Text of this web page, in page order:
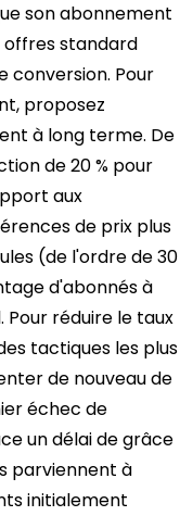
son abonnement
offres standard
conversion. Pour
proposez
à long terme. De
de 20 % pour
aux
de prix plus
(de l'ordre de 30
d'abonnés à
Pour réduire le taux
tactiques les plus
de nouveau de
échec de
un délai de grâce
parviennent à
initialement